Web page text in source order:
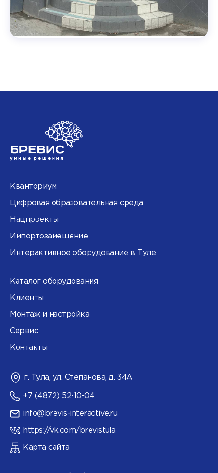
Кванториум
Цифровая образовательная среда
Нацпроекты
Импортозамещение
Интерактивное оборудование в Туле
Каталог оборудования
Клиенты
Монтаж и настройка
Сервис
Контакты
г. Тула, ул. Степанова, д. 34А
+7 (4872) 52-10-04
info@brevis-interactive.ru
https://vk.com/brevistula
Карта сайта